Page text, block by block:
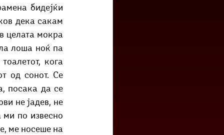
бидејќи
дека сакам
целата мокра
лоша ноќ па
кога
од сонот. Се
посака да се
не јадев, не
ми по извесно
ме носеше на